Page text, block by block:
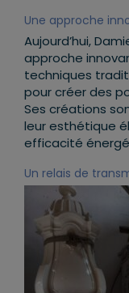
Une approche
Aujourd’hui,
approche
techniques
pour créer des
Ses créations
leur esthétique
efficacité
Un relais de